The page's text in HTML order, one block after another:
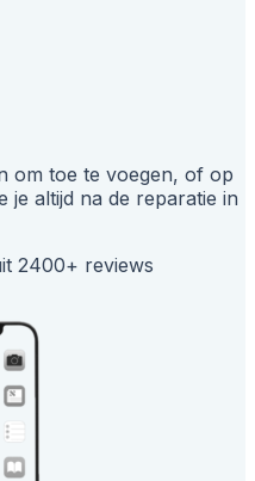
om toe te voegen, of op
je altijd na de reparatie in
2400+ reviews